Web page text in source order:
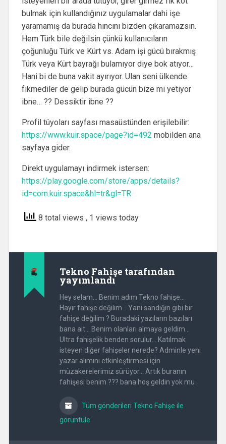
bulmak için kullandığınız uygulamalar dahi işe
yaramamış da burada hıncını bizden çıkaramazsın.
Hem Türk bile değilsin çünkü kullanıcıların
çoğunluğu Türk ve Kürt vs. Adam işi gücü bırakmış
Türk veya Kürt bayrağı bulamıyor diye bok atıyor…
Hani bi de buna vakit ayırıyor. Ulan seni ülkende
fikmediler de gelip burada gücün bize mi yetiyor
ibne… ?? Dessiktir ibne ??
Profil tüyoları sayfası masaüstünden erişilebilir:
https://www.kuir.space/page?id=492 mobilden ana
sayfaya gider.
Direkt uygulamayı indirmek istersen:
https://play.google.com/store/apps/details?
id=com.kuir.space&hl=tr&gl=TR
8 total views , 1 views today
Tekno Fahişe tarafından
yayımlandı
Hey selam... Benim adım Tekno fahişe...
Hayır fahişe değilim... Yani sandığın gibi bir
fahişe değilim ? Buradaki yazıların bazıları
bana ait... Benim olanları almaya geldim...
Ultra fahişelik benden sorulur... Katılmak
isteyen diğer fahişeler nerede? Adminle yeni
yazar alımını etkinleştirmesi için
müzakerelerimiz sürüyor... Artık buranın
fahişesi benim ??? bana hoş geldin yok mu
Tüm gönderileri Tekno Fahişe ile
görüntüle